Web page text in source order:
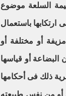
السلعة موضوع
ارتكابها باستعمال
أو مختلفة أو
أو قياسها
ذلك فى أحكامها